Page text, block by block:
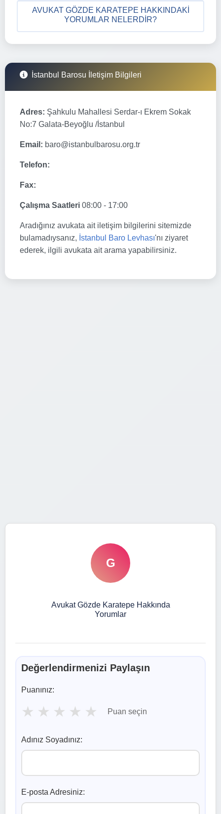
AVUKAT GÖZDE KARATEPE HAKKINDAKI
YORUMLAR NELERDIR?
İstanbul Barosu İletişim Bilgileri
Adres: Şahkulu Mahallesi Serdar-ı Ekrem Sokak
No:7 Galata-Beyoğlu /İstanbul
Email: baro@istanbulbarosu.org.tr
Telefon:
Fax:
Çalışma Saatleri 08:00 - 17:00
Aradığınız avukata ait iletişim bilgilerini sitemizde
bulamadıysanız, İstanbul Baro Levhası'nı ziyaret
ederek, ilgili avukata ait arama yapabilirsiniz.
G
Avukat Gözde Karatepe Hakkında
Yorumlar
Değerlendirmenizi Paylaşın
Puanınız:
★ ★ ★ ★ ★ Puan seçin
Adınız Soyadınız:
E-posta Adresiniz: